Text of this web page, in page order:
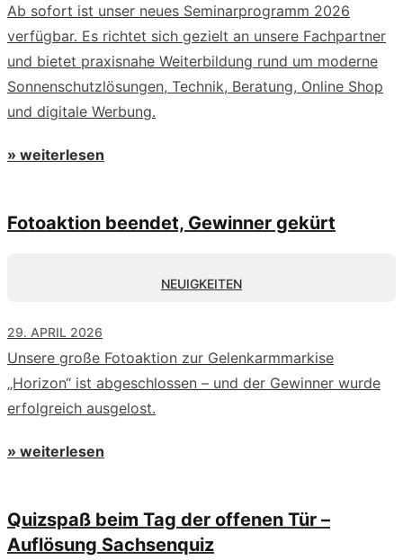
Ab sofort ist unser neues Seminarprogramm 2026
verfügbar. Es richtet sich gezielt an unsere Fachpartner
und bietet praxisnahe Weiterbildung rund um moderne
Sonnenschutzlösungen, Technik, Beratung, Online Shop
und digitale Werbung.
» weiterlesen
Fotoaktion beendet, Gewinner gekürt
NEUIGKEITEN
29. APRIL 2026
Unsere große Fotoaktion zur Gelenkarmmarkise
„Horizon“ ist abgeschlossen – und der Gewinner wurde
erfolgreich ausgelost.
» weiterlesen
Quizspaß beim Tag der offenen Tür –
Auflösung Sachsenquiz